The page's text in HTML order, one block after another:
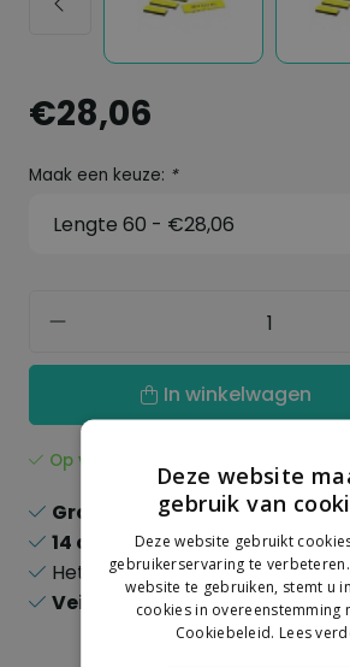
€28,06
Maak een keuze: *
In winkelwagen
Op voorraad
Gratis verzendingboven de
14 dagenrecht op retour
Het
grootsteassortiment
Veilig
online betalen
Deze website
gebruik van
Deze website gebruikt
gebruikerservaring te
website te gebruiken, stemt u
cookies in overeenstemming
Cookiebeleid. Lees